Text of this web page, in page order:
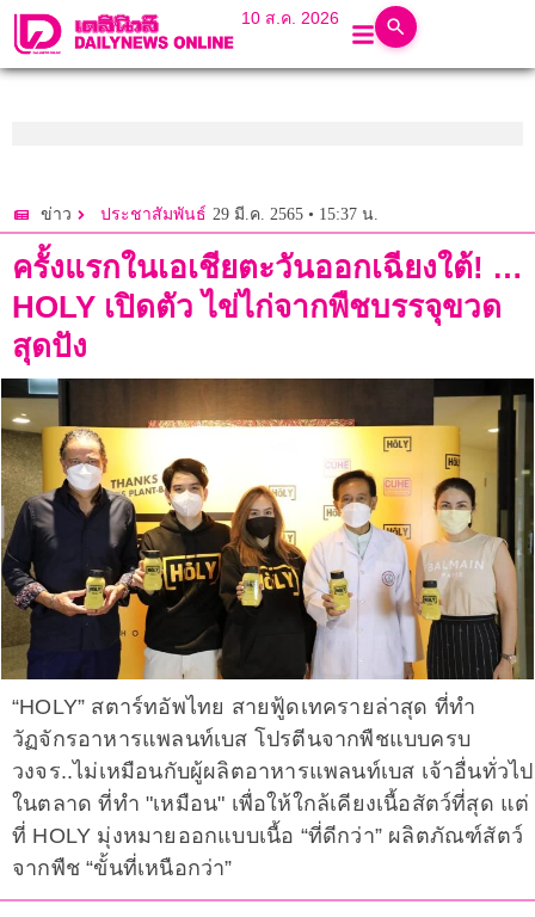
10 ส.ค. 2026
ข่าว ประชาสัมพันธ์ 29 มี.ค. 2565 • 15:37 น.
ครั้งแรกในเอเชียตะวันออกเฉียงใต้! …
HOLY เปิดตัว ไข่ไก่จากพืชบรรจุขวด
สุดปัง
“HOLY” สตาร์ทอัพไทย สายฟู้ดเทครายล่าสุด ที่ทำ
วัฏจักรอาหารแพลนท์เบส โปรตีนจากพืชแบบครบ
วงจร..ไม่เหมือนกับผู้ผลิตอาหารแพลนท์เบส เจ้าอื่นทั่วไป
ในตลาด ที่ทำ "เหมือน" เพื่อให้ใกล้เคียงเนื้อสัตว์ที่สุด แต่
ที่ HOLY มุ่งหมายออกแบบเนื้อ “ที่ดีกว่า” ผลิตภัณฑ์สัตว์
จากพืช “ขั้นที่เหนือกว่า”